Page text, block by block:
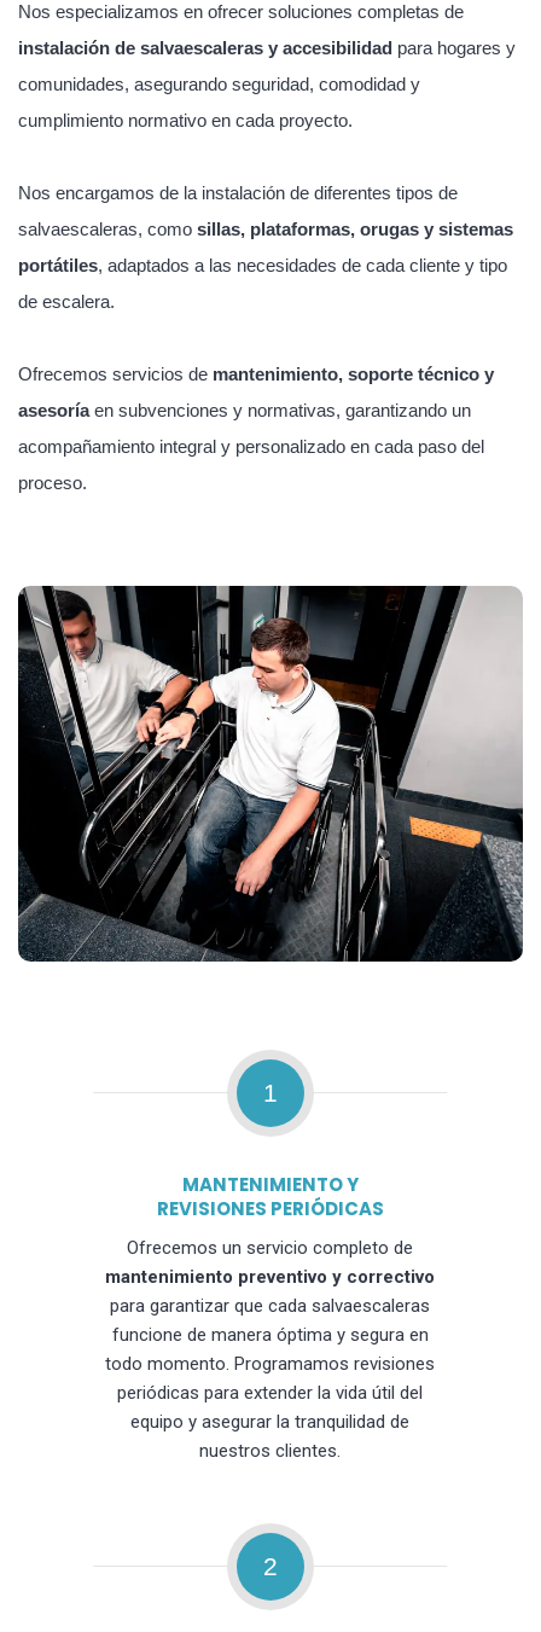
Nos especializamos en ofrecer soluciones completas de
instalación de salvaescaleras y accesibilidad para hogares y
comunidades, asegurando seguridad, comodidad y
cumplimiento normativo en cada proyecto.
Nos encargamos de la instalación de diferentes tipos de
salvaescaleras, como sillas, plataformas, orugas y sistemas
portátiles, adaptados a las necesidades de cada cliente y tipo
de escalera.
Ofrecemos servicios de mantenimiento, soporte técnico y
asesoríaen subvenciones y normativas, garantizando un
acompañamiento integral y personalizado en cada paso del
proceso.
1
MANTENIMIENTO Y
REVISIONES PERIÓDICAS
Ofrecemos un servicio completo de
mantenimiento preventivo y correctivo
para garantizar que cada salvaescaleras
funcione de manera óptima y segura en
todo momento. Programamos revisiones
periódicas para extender la vida útil del
equipo y asegurar la tranquilidad de
nuestros clientes.
2